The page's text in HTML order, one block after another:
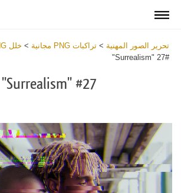
تحرير الصور المهنية > تراكبات PNG مجانية > خلل PNG تراكب الحرة
#27 "Surrealism"
#27 "Surrealism"
Download
Free
PNG